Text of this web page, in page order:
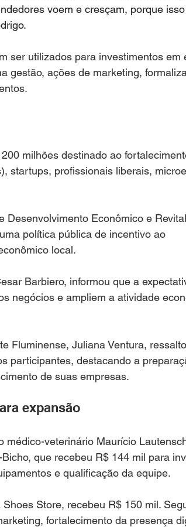
voem e cresçam, porque
ser utilizados para investimentos em
gestão, ações de marketing,
milhões destinado ao
startups, profissionais liberais,
Desenvolvimento Econômico e
política pública de incentivo ao
local.
Barbiero, informou que a
negócios e ampliem a atividade
Fluminense, Juliana Ventura,
participantes, destacando a
de suas empresas.
expansão
médico-veterinário Maurício
que recebeu R$ 144 mil para
e qualificação da equipe.
Store, recebeu R$ 150 mil.
fortalecimento da presença